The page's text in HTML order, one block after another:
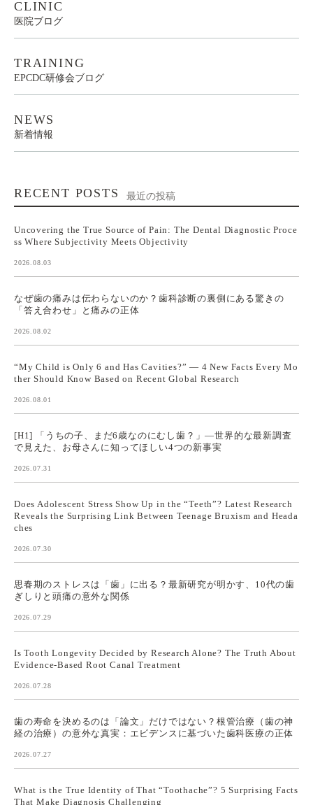
CLINIC
医院ブログ
TRAINING
EPCDC研修会ブログ
NEWS
新着情報
RECENT POSTS 最近の投稿
Uncovering the True Source of Pain: The Dental Diagnostic Proce
ss Where Subjectivity Meets Objectivity
2026.08.03
なぜ歯の痛みは伝わらないのか？歯科診断の裏側にある驚きの
「答え合わせ」と痛みの正体
2026.08.02
“My Child is Only 6 and Has Cavities?” — 4 New Facts Every Mo
ther Should Know Based on Recent Global Research
2026.08.01
[H1] 「うちの子、まだ6歳なのにむし歯？」—世界的な最新調査
で見えた、お母さんに知ってほしい4つの新事実
2026.07.31
Does Adolescent Stress Show Up in the “Teeth”? Latest Research
Reveals the Surprising Link Between Teenage Bruxism and Heada
ches
2026.07.30
思春期のストレスは「歯」に出る？最新研究が明かす、10代の歯
ぎしりと頭痛の意外な関係
2026.07.29
Is Tooth Longevity Decided by Research Alone? The Truth About
Evidence-Based Root Canal Treatment
2026.07.28
歯の寿命を決めるのは「論文」だけではない？根管治療（歯の神
経の治療）の意外な真実：エビデンスに基づいた歯科医療の正体
2026.07.27
What is the True Identity of That “Toothache”? 5 Surprising Facts
That Make Diagnosis Challenging